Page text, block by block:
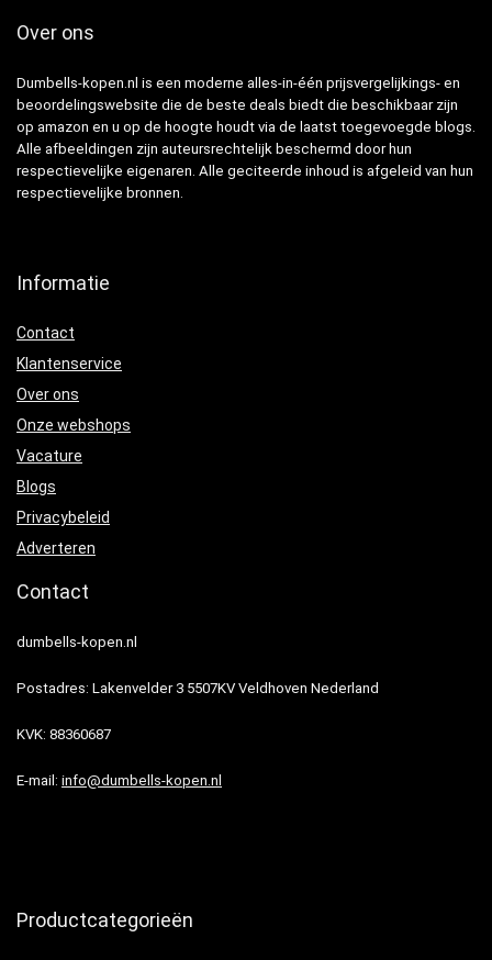
Over ons
Dumbells-kopen.nl is een moderne alles-in-één prijsvergelijkings- en
beoordelingswebsite die de beste deals biedt die beschikbaar zijn
op amazon en u op de hoogte houdt via de laatst toegevoegde blogs.
Alle afbeeldingen zijn auteursrechtelijk beschermd door hun
respectievelijke eigenaren. Alle geciteerde inhoud is afgeleid van hun
respectievelijke bronnen.
Informatie
Contact
Klantenservice
Over ons
Onze webshops
Vacature
Blogs
Privacybeleid
Adverteren
Contact
dumbells-kopen.nl
Postadres: Lakenvelder 3 5507KV Veldhoven Nederland
KVK: 88360687
E-mail: info@dumbells-kopen.nl
Productcategorieën